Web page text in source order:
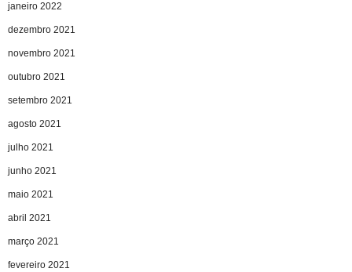
janeiro 2022
dezembro 2021
novembro 2021
outubro 2021
setembro 2021
agosto 2021
julho 2021
junho 2021
maio 2021
abril 2021
março 2021
fevereiro 2021